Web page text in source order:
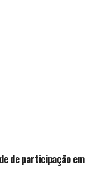
de participação em